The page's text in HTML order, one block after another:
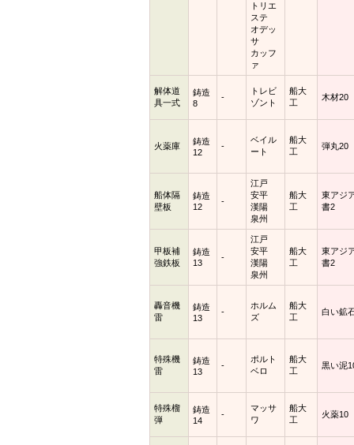
トリエ
ステ
オデッ
サ
カッフ
ァ
解体道
具一式
鋳造
8
-
トレビ
ゾント
船大
工
木材20
火薬庫
鋳造
12
-
ベイル
ート
船大
工
弾丸20
船体隔
壁板
鋳造
12
-
江戸
安平
漢陽
泉州
船大
工
東アジ
書2
甲板補
強鉄板
鋳造
13
-
江戸
安平
漢陽
泉州
船大
工
東アジ
書2
轟音機
雷
鋳造
13
-
ホルム
ズ
船大
工
白い鉱
特殊機
雷
鋳造
13
-
ポルト
ベロ
船大
工
黒い泥
特殊榴
弾
鋳造
14
-
マッサ
ワ
船大
工
火薬10